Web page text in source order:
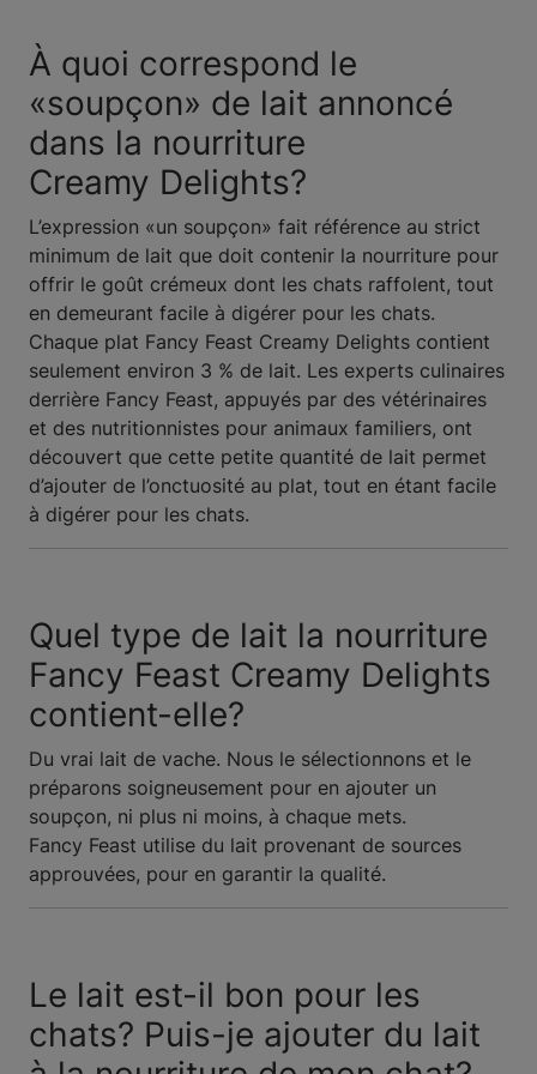
À quoi correspond le
«soupçon» de lait annoncé
dans la nourriture
Creamy Delights?
L’expression «un soupçon» fait référence au strict
minimum de lait que doit contenir la nourriture pour
offrir le goût crémeux dont les chats raffolent, tout
en demeurant facile à digérer pour les chats.
Chaque plat Fancy Feast Creamy Delights contient
seulement environ 3 % de lait. Les experts culinaires
derrière Fancy Feast, appuyés par des vétérinaires
et des nutritionnistes pour animaux familiers, ont
découvert que cette petite quantité de lait permet
d’ajouter de l’onctuosité au plat, tout en étant facile
à digérer pour les chats.
Quel type de lait la nourriture
Fancy Feast Creamy Delights
contient-elle?
Du vrai lait de vache. Nous le sélectionnons et le
préparons soigneusement pour en ajouter un
soupçon, ni plus ni moins, à chaque mets.
Fancy Feast utilise du lait provenant de sources
approuvées, pour en garantir la qualité.
Le lait est-il bon pour les
chats? Puis-je ajouter du lait